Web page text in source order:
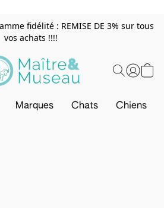
fidélité : REMISE DE 3% sur tous
vos achats !!!!
Marques Chats Chiens